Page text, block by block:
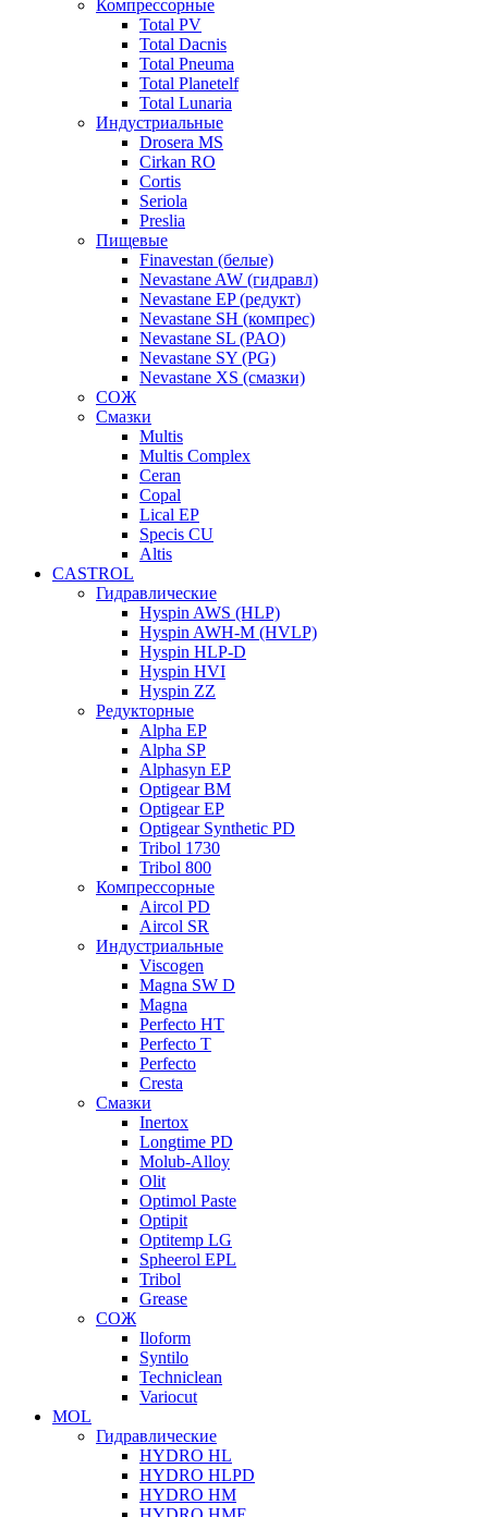
Компрессорные
Total PV
Total Dacnis
Total Pneuma
Total Planetelf
Total Lunaria
Индустриальные
Drosera MS
Cirkan RO
Cortis
Seriola
Preslia
Пищевые
Finavestan (белые)
Nevastane AW (гидравл)
Nevastane EP (редукт)
Nevastane SH (компрес)
Nevastane SL (PAO)
Nevastane SY (PG)
Nevastane XS (смазки)
СОЖ
Смазки
Multis
Multis Complex
Ceran
Copal
Lical EP
Specis CU
Altis
CASTROL
Гидравлические
Hyspin AWS (HLP)
Hyspin AWH-M (HVLP)
Hyspin HLP-D
Hyspin HVI
Hyspin ZZ
Редукторные
Alpha EP
Alpha SP
Alphasyn EP
Optigear BM
Optigear EP
Optigear Synthetic PD
Tribol 1730
Tribol 800
Компрессорные
Aircol PD
Aircol SR
Индустриальные
Viscogen
Magna SW D
Magna
Perfecto HT
Perfecto T
Perfecto
Cresta
Смазки
Inertox
Longtime PD
Molub-Alloy
Olit
Optimol Paste
Optipit
Optitemp LG
Spheerol EPL
Tribol
Grease
СОЖ
Iloform
Syntilo
Techniclean
Variocut
MOL
Гидравлические
HYDRO HL
HYDRO HLPD
HYDRO HM